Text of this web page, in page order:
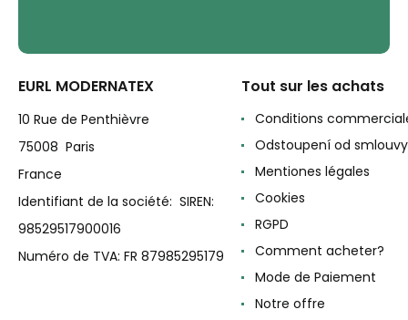
EURL MODERNATEX
10 Rue de Penthièvre
75008 Paris
France
Identifiant de la société: SIREN:
98529517900016
Numéro de TVA: FR 87985295179
Tout sur les achats
Conditions
Odstoupení od smlouvy
Mentiones légales
Cookies
RGPD
Comment acheter?
Mode de Paiement
Notre offre